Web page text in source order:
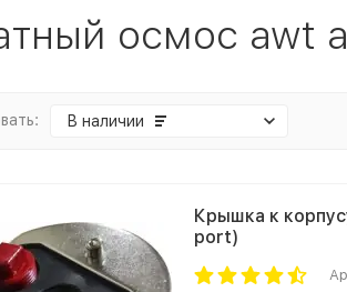
осмос awt
В наличии
Крышка к
port)